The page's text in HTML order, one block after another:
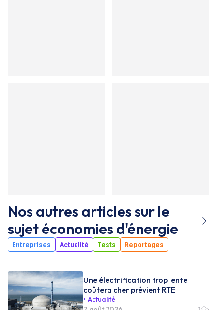
Nos autres articles sur le
sujetéconomies d'énergie
Entreprises Actualité Tests Reportages
Une électrification trop lente
coûtera cher prévient RTE
Actualité